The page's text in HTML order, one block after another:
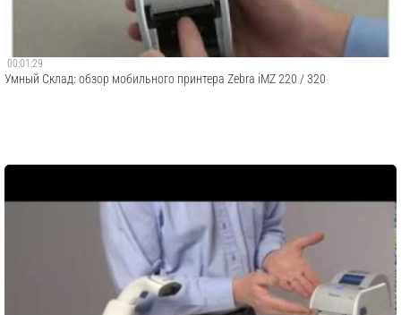
00:01:29
Умный Склад: обзор мобильного принтера Zebra iMZ 220 / 320